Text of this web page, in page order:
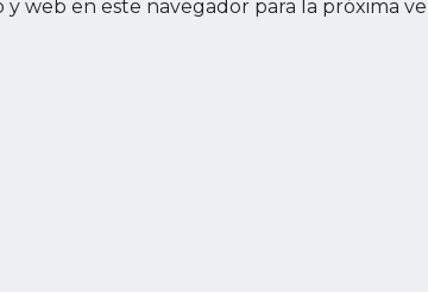
web en este navegador para la próxima